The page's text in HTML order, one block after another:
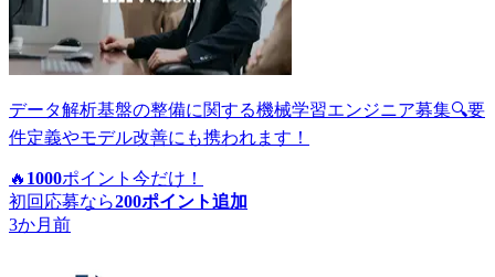
データ解析基盤の整備に関する機械学習エンジニア募集🔍要
件定義やモデル改善にも携われます！
🔥 1000ポイント 今だけ！
初回応募なら200ポイント追加
3か月前